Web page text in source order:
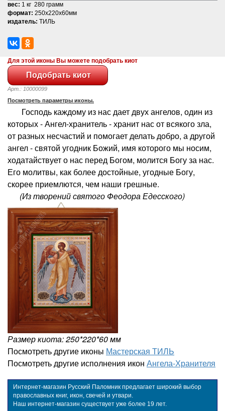
вес: 1 кг 280 грамм
формат: 250x220x60мм
издатель: ТИЛЬ
Для этой иконы Вы можете подобрать киот
Арт.: 10000099
Посмотреть параметры иконы.
Господь каждому из нас дает двух ангелов, один из
которых - Ангел-хранитель - хранит нас от всякого зла,
от разных несчастий и помогает делать добро, а другой
ангел - святой угодник Божий, имя которого мы носим,
ходатайствует о нас перед Богом, молится Богу за нас.
Его молитвы, как более достойные, угодные Богу,
скорее приемлются, чем наши грешные.
(Из творений святого Феодора Едесского)
Размер киота: 250*220*60 мм
Посмотреть другие иконы Мастерская ТИЛЬ
Посмотреть другие исполнения икон Ангела-Хранителя
Интернет-магазин Русский Паломник предлагает широкий выбор
православных книг, икон, свечей и утвари.
Наш интернет-магазин существует уже более 19 лет.